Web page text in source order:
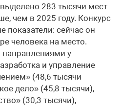
283 тысячи мест
чем в 2025 году. Конкурс
показатели: сейчас он
человека на место.
у
и управление
(48,6 тысячи
дело» (45,8 тысячи),
(30,3 тысячи),